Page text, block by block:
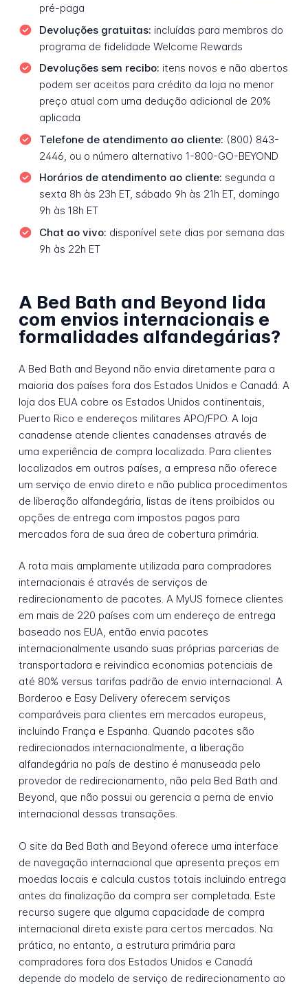
pré-paga
Devoluções gratuitas: incluídas para membros do
programa de fidelidade Welcome Rewards
Devoluções sem recibo: itens novos e não abertos
podem ser aceitos para crédito da loja no menor
preço atual com uma dedução adicional de 20%
aplicada
Telefone de atendimento ao cliente: (800) 843-
2446, ou o número alternativo 1-800-GO-BEYOND
Horários de atendimento ao cliente: segunda a
sexta 8h às 23h ET, sábado 9h às 21h ET, domingo
9h às 18h ET
Chat ao vivo: disponível sete dias por semana das
9h às 22h ET
A Bed Bath and Beyond lida
com envios internacionais e
formalidades alfandegárias?
A Bed Bath and Beyond não envia diretamente para a
maioria dos países fora dos Estados Unidos e Canadá. A
loja dos EUA cobre os Estados Unidos continentais,
Puerto Rico e endereços militares APO/FPO. A loja
canadense atende clientes canadenses através de
uma experiência de compra localizada. Para clientes
localizados em outros países, a empresa não oferece
um serviço de envio direto e não publica procedimentos
de liberação alfandegária, listas de itens proibidos ou
opções de entrega com impostos pagos para
mercados fora de sua área de cobertura primária.
A rota mais amplamente utilizada para compradores
internacionais é através de serviços de
redirecionamento de pacotes. A MyUS fornece clientes
em mais de 220 países com um endereço de entrega
baseado nos EUA, então envia pacotes
internacionalmente usando suas próprias parcerias de
transportadora e reivindica economias potenciais de
até 80% versus tarifas padrão de envio internacional. A
Borderoo e Easy Delivery oferecem serviços
comparáveis para clientes em mercados europeus,
incluindo França e Espanha. Quando pacotes são
redirecionados internacionalmente, a liberação
alfandegária no país de destino é manuseada pelo
provedor de redirecionamento, não pela Bed Bath and
Beyond, que não possui ou gerencia a perna de envio
internacional dessas transações.
O site da Bed Bath and Beyond oferece uma interface
de navegação internacional que apresenta preços em
moedas locais e calcula custos totais incluindo entrega
antes da finalização da compra ser completada. Este
recurso sugere que alguma capacidade de compra
internacional direta existe para certos mercados. Na
prática, no entanto, a estrutura primária para
compradores fora dos Estados Unidos e Canadá
depende do modelo de serviço de redirecionamento ao